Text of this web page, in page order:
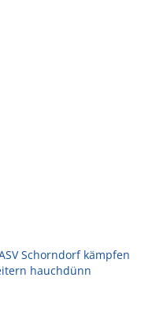
Schorndorf kämpfen
hauchdünn